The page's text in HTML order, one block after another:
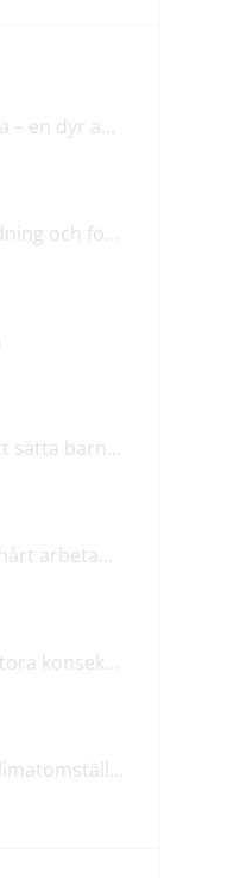
Förstatligande av vård och skola – en dyr affär med osäkert utfall
M & SD hycklar om tvångsblandning och förvärrar segregationen
Det finns bättre alternativ än att sätta barn i fängelse
Därför talar Moderaterna om ”hårt arbetande människor”
Lågt barnafödande får på sikt stora konsekvenser
TCO: Ta vara på de anställda i klimatomställningen